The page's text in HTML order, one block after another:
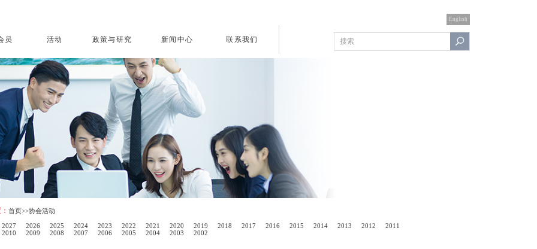
English
员 活动 政策与研究 新闻中心 联系我们
首页>>协会活动
2027 2026 2025 2024 2023 2022 2021 2020 2019 2018 2017 2016 2015 2014 2013 2012
2011
2010
2009 2008 2007 2006 2005 2004 2003 2002